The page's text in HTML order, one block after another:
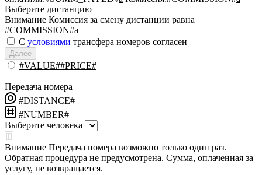
Выберите дистанцию
Внимание Комиссия за смену дистанции равна
#COMMISSION#a
С условиями трансфера номеров согласен
Далее
#VALUE##PRICE#
Передача номера
#DISTANCE#
#NUMBER#
Выберите человека
Внимание Передача номера возможно только один раз.
Обратная процедура не предусмотрена. Сумма, оплаченная за
услугу, не возвращается.